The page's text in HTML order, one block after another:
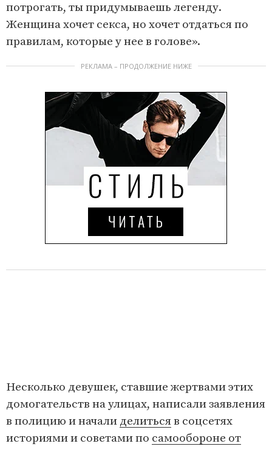
потрогать, ты придумываешь легенду.
Женщина хочет секса, но хочет отдаться по
правилам, которые у нее в голове».
РЕКЛАМА – ПРОДОЛЖЕНИЕ НИЖЕ
Несколько девушек, ставшие жертвами этих
домогательств на улицах, написали заявления
в полицию и начали делитьсяв соцсетях
историями и советами по самообороне от